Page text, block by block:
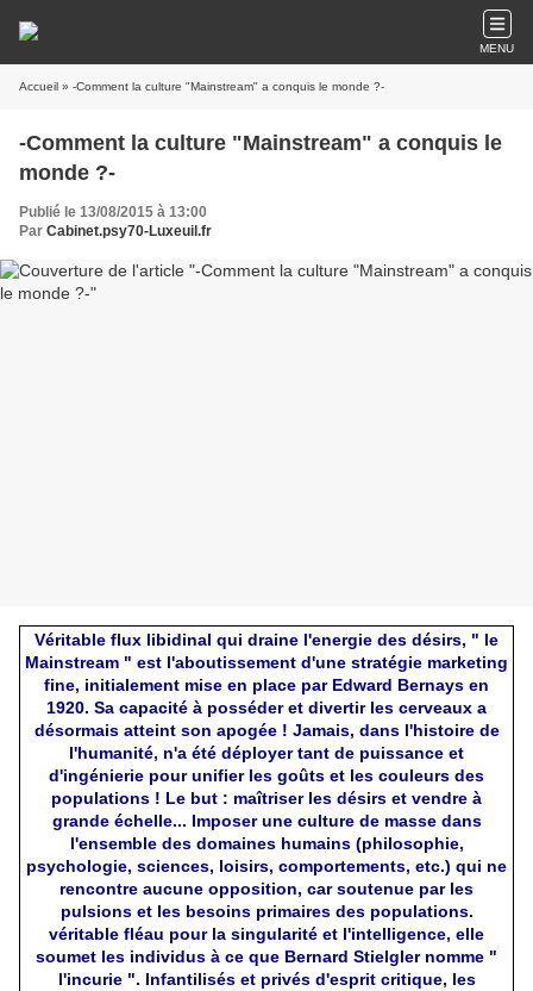
MENU
Accueil » -Comment la culture "Mainstream" a conquis le monde ?-
-Comment la culture "Mainstream" a conquis le
monde ?-
Publié le 13/08/2015 à 13:00
Par Cabinet.psy70-Luxeuil.fr
Véritable flux libidinal qui draine l'energie des désirs, " le
Mainstream " est l'aboutissement d'une stratégie marketing
fine, initialement mise en place par Edward Bernays en
1920. Sa capacité à posséder et divertir les cerveaux a
désormais atteint son apogée ! Jamais, dans l'histoire de
l'humanité, n'a été déployer tant de puissance et
d'ingénierie pour unifier les goûts et les couleurs des
populations ! Le but : maîtriser les désirs et vendre à
grande échelle... Imposer une culture de masse dans
l'ensemble des domaines humains (philosophie,
psychologie, sciences, loisirs, comportements, etc.) qui ne
rencontre aucune opposition, car soutenue par les
pulsions et les besoins primaires des populations.
véritable fléau pour la singularité et l'intelligence, elle
soumet les individus à ce que Bernard Stielgler nomme "
l'incurie ". Infantilisés et privés d'esprit critique, les